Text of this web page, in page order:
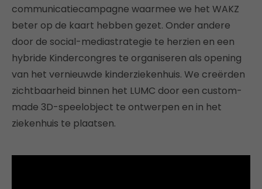
communicatiecampagne waarmee we het WAKZ
beter op de kaart hebben gezet. Onder andere
door de social-mediastrategie te herzien en een
hybride Kindercongres te organiseren als opening
van het vernieuwde kinderziekenhuis. We creërden
zichtbaarheid binnen het LUMC door een custom-
made 3D-speelobject te ontwerpen en in het
ziekenhuis te plaatsen.